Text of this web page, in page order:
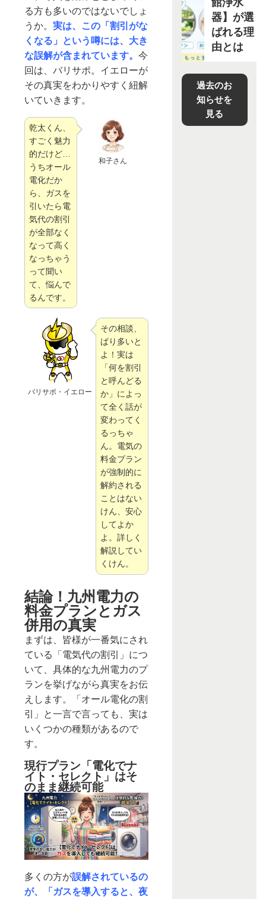
る方も多いのではないでしょ
うか。実は、この「割引がな
くなる」という噂には、大き
な誤解が含まれています。今
回は、バリサポ。イエローが
その真実をわかりやすく紐解
いていきます。
和子さん
乾太くん、
すごく魅力
的だけど…
うちオール
電化だか
ら、ガスを
引いたら電
気代の割引
が全部なく
なって高く
なっちゃう
って聞い
て、悩んで
るんです。
バリサポ・イエロー
その相談、
ばり多いと
よ！実は
「何を割引
と呼んどる
か」によっ
て全く話が
変わってく
るっちゃ
ん。電気の
料金プラン
が強制的に
解約される
ことはない
けん、安心
してよか
よ。詳しく
解説してい
くけん。
結論！九州電力の
料金プランとガス
併用の真実
まずは、皆様が一番気にされ
ている「電気代の割引」につ
いて、具体的な九州電力のプ
ランを挙げながら真実をお伝
えします。「オール電化の割
引」と一言で言っても、実は
いくつかの種類があるので
す。
現行プラン「電化でナ
イト・セレクト」はそ
のまま継続可能
多くの方が誤解されているの
が、「ガスを導入すると、夜
館浄水
器】が選
ばれる理
由とは
過去のお
知らせを
見る